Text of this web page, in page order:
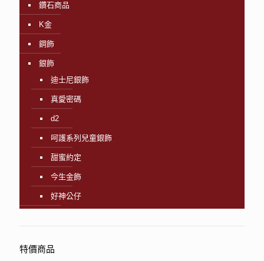
鑽石商品
K金
鋼飾
銀飾
迪士尼銀飾
真愛密碼
d2
呵護系列兒童銀飾
甜蜜約定
今生金飾
好神公仔
特價商品